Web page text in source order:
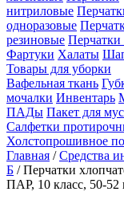
нитриловые
одноразовые
резиновые
Фартуки Халаты
Товары для уборки
Вафельная ткань
мочалки Инвентарь
ПАДы Пакет для
Салфетки
Холстопрошивное
Главная /Средства
Б / Перчатки
ПАР, 10 класс, 50-